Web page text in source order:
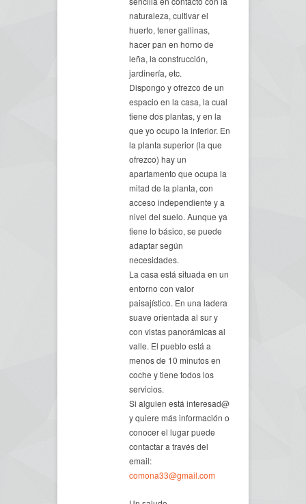
naturaleza, cultivar el
huerto, tener gallinas,
hacer pan en horno de
leña, la construcción,
jardinería, etc.
Dispongo y ofrezco de un
espacio en la casa, la cual
tiene dos plantas, y en la
que yo ocupo la inferior. En
la planta superior (la que
ofrezco) hay un
apartamento que ocupa la
mitad de la planta, con
acceso independiente y a
nivel del suelo. Aunque ya
tiene lo básico, se puede
adaptar según
necesidades.
La casa está situada en un
entorno con valor
paisajístico. En una ladera
suave orientada al sur y
con vistas panorámicas al
valle. El pueblo está a
menos de 10 minutos en
coche y tiene todos los
servicios.
Si alguien está interesad@
y quiere más información o
conocer el lugar puede
contactar a través del
email:
comona33@gmail.com